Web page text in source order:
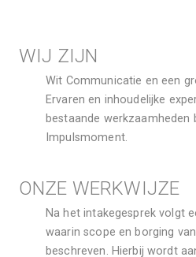
WIJ ZIJN
Wit Communicatie en een
Ervaren en inhoudelijke
bestaande werkzaamheden
Impulsmoment.
ONZE WERKWIJZE
Na het intakegesprek volgt
waarin scope en borging
beschreven. Hierbij wordt